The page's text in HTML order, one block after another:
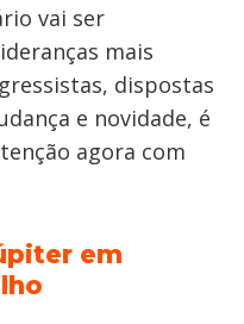
vai ser
mais
dispostas
e novidade, é
agora com
em